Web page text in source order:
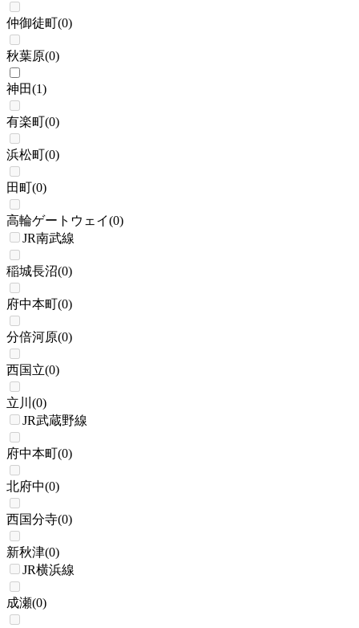
仲御徒町(0)
秋葉原(0)
神田(1)
有楽町(0)
浜松町(0)
田町(0)
高輪ゲートウェイ(0)
JR南武線
稲城長沼(0)
府中本町(0)
分倍河原(0)
西国立(0)
立川 (0)
JR武蔵野線
府中本町(0)
北府中(0)
西国分寺(0)
新秋津(0)
JR横浜線
成瀬(0)